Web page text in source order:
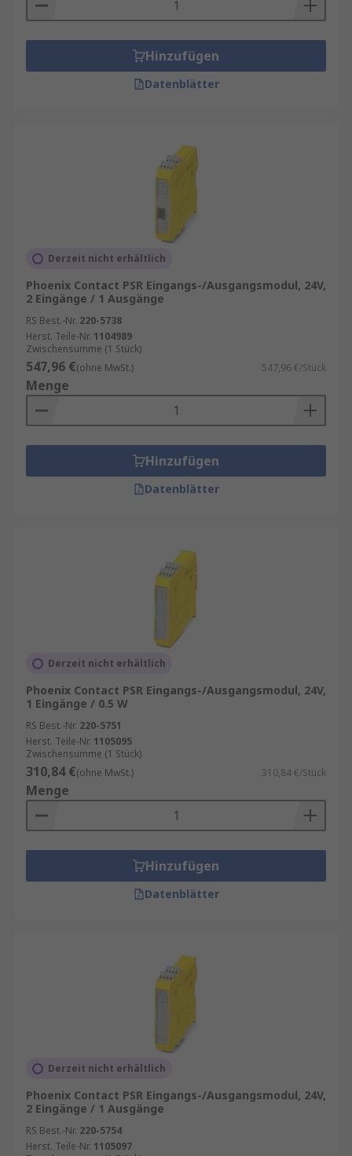
Risikominimierung: Durch die sofortige
Reaktion auf Sicherheitsbedrohungen können
potenzielle Risiken minimiert und
Produktionsausfälle vermieden werden.
sicherzustellen, dass Ihr Betrieb den höchsten
Sicherheitsstandards entspricht.
: Die Automatisierung von
Sicherheitsprozessen trägt dazu bei, die
Gesamteffizienz Ihrer Anlagen zu verbessern und
menschliche Fehler zu minimieren.
Hinzufügen
Datenblätter
Derzeit nicht erhältlich
Phoenix Contact PSR Eingangs-/Ausgangsmodul, 24V,
2 Eingänge / 1 Ausgänge
RS Best.-Nr. 220-5738
Herst. Teile-Nr. 1104989
Zwischensumme (1 Stück)
547,96 €(ohne MwSt.) 547,96 €/Stück
Menge
Hinzufügen
Datenblätter
Derzeit nicht erhältlich
Phoenix Contact PSR Eingangs-/Ausgangsmodul, 24V,
1 Eingänge / 0.5 W
RS Best.-Nr. 220-5751
Herst. Teile-Nr. 1105095
Zwischensumme (1 Stück)
310,84 €(ohne MwSt.) 310,84 €/Stück
Menge
Hinzufügen
Datenblätter
Derzeit nicht erhältlich
Phoenix Contact PSR Eingangs-/Ausgangsmodul, 24V,
2 Eingänge / 1 Ausgänge
RS Best.-Nr. 220-5754
Herst. Teile-Nr. 1105097